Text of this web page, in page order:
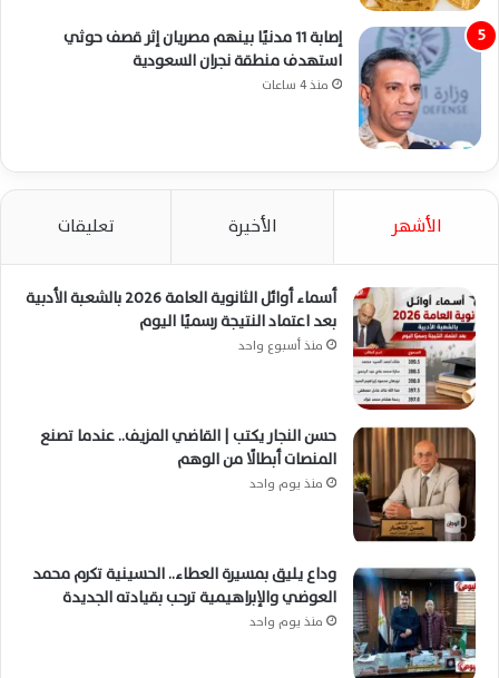
إصابة 11 مدنيًا بينهم مصريان إثر قصف حوثي
استهدف منطقة نجران السعودية
منذ 4 ساعات
الأشهر الأخيرة تعليقات
أسماء أوائل الثانوية العامة 2026 بالشعبة الأدبية
بعد اعتماد النتيجة رسميًا اليوم
منذ أسبوع واحد
حسن النجار يكتب | القاضي المزيف.. عندما تصنع
المنصات أبطالًا من الوهم
منذ يوم واحد
وداع يليق بمسيرة العطاء.. الحسينية تكرم محمد
العوضي والإبراهيمية ترحب بقيادته الجديدة
منذ يوم واحد